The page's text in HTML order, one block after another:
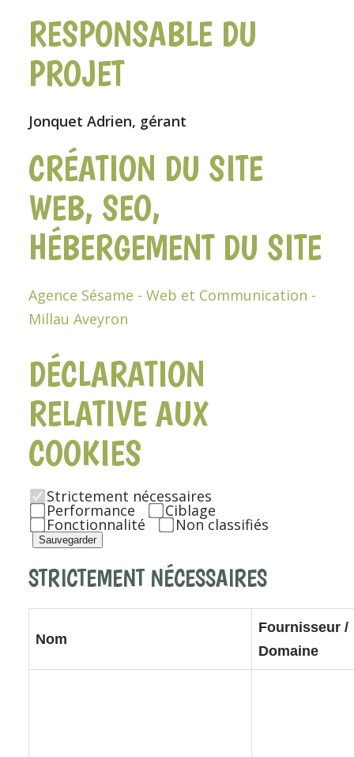
RESPONSABLE DU
PROJET
Jonquet Adrien, gérant
CRÉATION DU SITE
WEB, SEO,
HÉBERGEMENT DU SITE
Agence Sésame - Web et Communication -
Millau Aveyron
DÉCLARATION
RELATIVE AUX
COOKIES
Strictement nécessaires
Performance Ciblage
Fonctionnalité Non classifiés
Sauvegarder
STRICTEMENT NÉCESSAIRES
Nom
Fournisseur /
Domaine